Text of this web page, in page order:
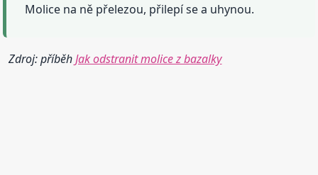
Molice na ně přelezou, přilepí se a uhynou.
Zdroj: příběhJak odstranit molice z bazalky